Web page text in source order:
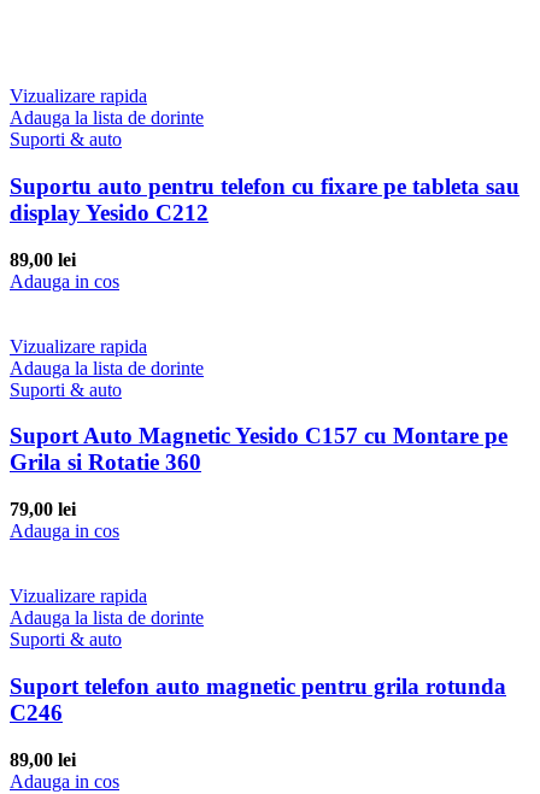
Vizualizare rapida
Adauga la lista de dorinte
Suporti & auto
Suportu auto pentru telefon cu fixare pe tableta sau
display Yesido C212
89,00 lei
Adauga in cos
Vizualizare rapida
Adauga la lista de dorinte
Suporti & auto
Suport Auto Magnetic Yesido C157 cu Montare pe
Grila si Rotatie 360
79,00 lei
Adauga in cos
Vizualizare rapida
Adauga la lista de dorinte
Suporti & auto
Suport telefon auto magnetic pentru grila rotunda
C246
89,00 lei
Adauga in cos